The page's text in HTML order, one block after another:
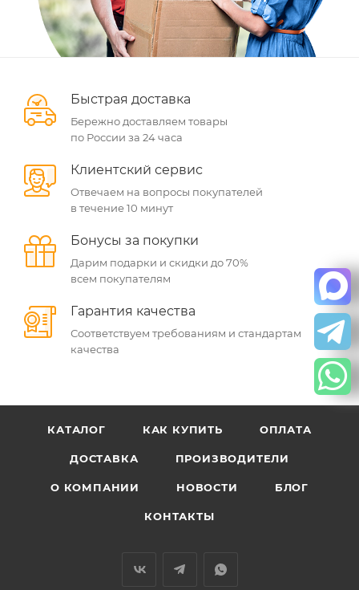
Быстрая доставка
Бережно доставляем товары
по России за 24 часа
Клиентский сервис
Отвечаем на вопросы покупателей
в течение 10 минут
Бонусы за покупки
Дарим подарки и скидки до 70%
всем покупателям
Гарантия качества
Соответствуем требованиям и стандартам
качества
КАТАЛОГ КАК КУПИТЬ ОПЛАТА
ДОСТАВКА ПРОИЗВОДИТЕЛИ
О КОМПАНИИ НОВОСТИ БЛОГ
КОНТАКТЫ